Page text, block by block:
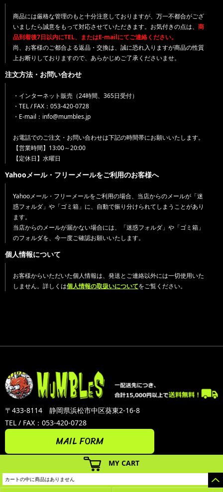
MY CART
カートの中に商品はありません
商品には厳格な管理のもと十分注意しておりますが、万一不都合がござ
いましたら誠意をもって対応させていただきます。お気付きの点は、 商
品到着後7日以内にTEL、またはE-mailにてご連絡ください。
尚、お客様のご都合よる返品・交換は、誠に恐れ入りますが商品の性質
上お断りしておりますので、あらかじめご了承くださいませ。
注文方法・お問い合わせ
・インターネット販売（24時間、365日受付）
・TEL / FAX：053-420-0728
・E-mail：info@mumbles.jp
お電話でのご注文・お問い合わせは下記の時間帯にお願いいたします。
【営業時間】13:00～20:00
【定休日】水曜日
Yahooメール・フリーメールをご利用のお客様へ
Yahooメール・フリーメールをご利用の場合、当店からのメールが「迷
惑フォルダ」や「ゴミ箱」に、自動で振り分けられてしまうことがあり
ます。
当店からのメールが届かない場合には、「迷惑フォルダ」や「ゴミ箱」
のフォルダを、今一度ご確認お願いいたします。
個人情報について
お客様からいただいた個人情報は、発送とご連絡以外には一切使用いた
しません。詳しくは個人情報の取扱いについてをご覧ください。
〒433-8114 静岡県浜松市中区葵東2-16-8
TEL / FAX：053-420-0728
MAIL FORM